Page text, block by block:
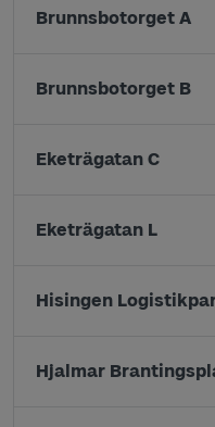
Brunnsbotorget A
Brunnsbotorget B
Eketrägatan C
Eketrägatan L
Hisingen
Hjalmar